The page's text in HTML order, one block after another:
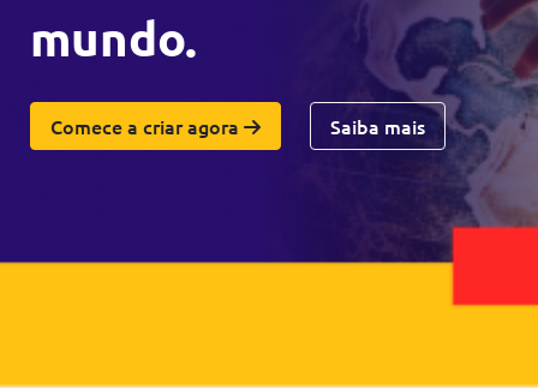
mundo.
Comece a criar agora Saiba mais